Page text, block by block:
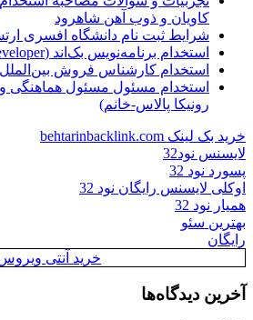
کاویان و ذوب آهن شاهرود
شرایط ثبت نام دانشگاه افسری ارتش ۱۴۰۵ –
استخدام برنامه‌نویس بک‌اند (Backend Developer-شیراز)
استخدام کارشناس فروش
استخدام مسئول مسئول هماهنگی
رونیکا پالاس-خانم)
خرید بک لینک behtarinbacklink.com
لایسنس نود32
پسورد نود 32
اوکلی لایسنس رایگان نود 32
همیار نود 32
بهترین سئو
رایگان
خرید آنتی
آخرین دیدگاه‌ها